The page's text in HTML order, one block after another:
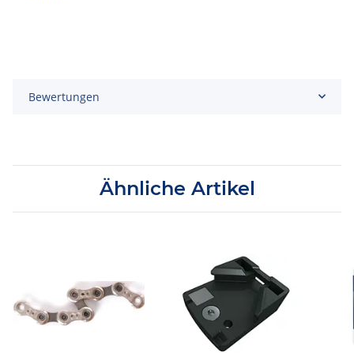
Bewertungen
Ähnliche Artikel